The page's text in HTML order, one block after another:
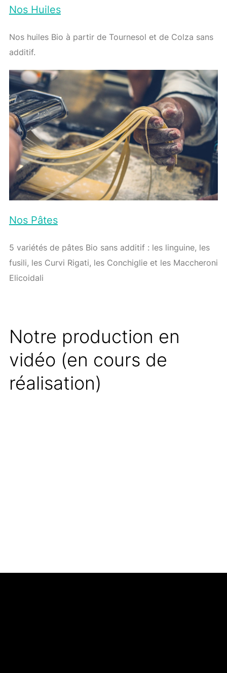
Nos Huiles
Nos huiles Bio à partir de Tournesol et de Colza sans
additif.
Nos Pâtes
5 variétés de pâtes Bio sans additif : les linguine, les
fusili, les Curvi Rigati, les Conchiglie et les Maccheroni
Elicoidali
Notre production en
vidéo (en cours de
réalisation)